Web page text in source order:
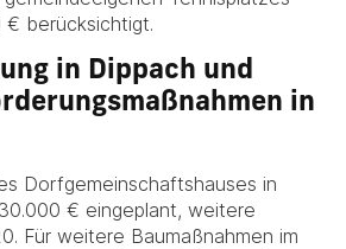
€ berücksichtigt.
in Dippach und
in
Dorfgemeinschaftshauses in
€ eingeplant, weitere
Für weitere Baumaßnahmen im